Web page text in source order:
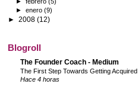
►enero(9)
► 2008 (12)
Blogroll
The Founder Coach - Medium
The First Step Towards Getting Acquired
Hace 4 horas